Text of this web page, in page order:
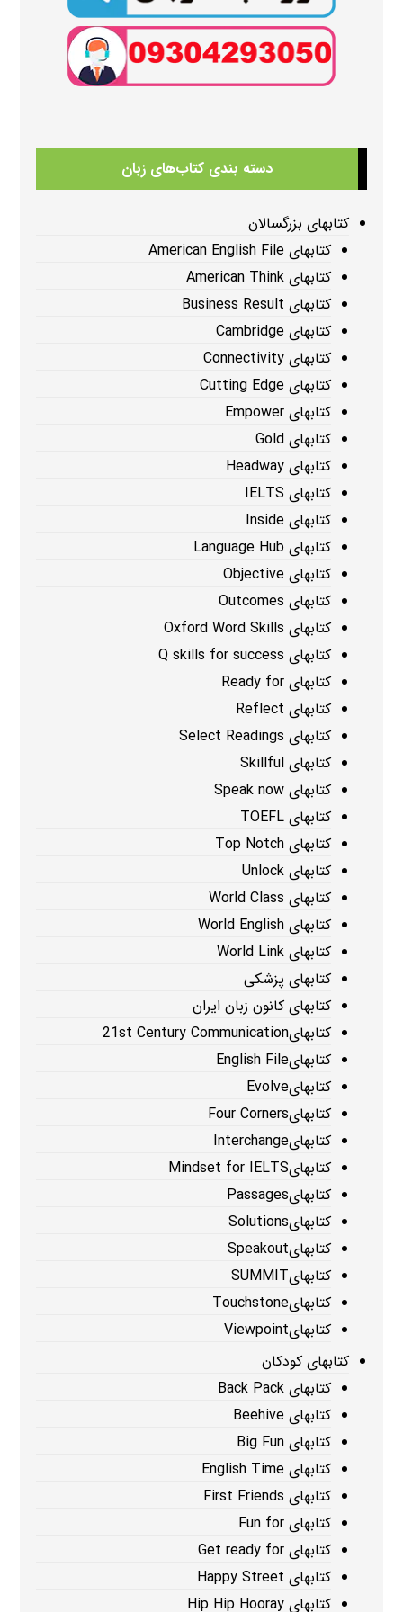
دسته بندی کتاب‌های زبان
کتابهای بزرگسالان
کتابهای American English File
کتابهای American Think
کتابهای Business Result
کتابهای Cambridge
کتابهای Connectivity
کتابهای Cutting Edge
کتابهای Empower
کتابهای Gold
کتابهای Headway
کتابهای IELTS
کتابهای Inside
کتابهای Language Hub
کتابهای Objective
کتابهای Outcomes
کتابهای Oxford Word Skills
کتابهای Q skills for success
کتابهای Ready for
کتابهای Reflect
کتابهای Select Readings
کتابهای Skillful
کتابهای Speak now
کتابهای TOEFL
کتابهای Top Notch
کتابهای Unlock
کتابهای World Class
کتابهای World English
کتابهای World Link
کتابهای پزشکی
کتابهای کانون زبان ایران
کتابهای21st Century Communication
کتابهایEnglish File
کتابهایEvolve
کتابهایFour Corners
کتابهایInterchange
کتابهایMindset for IELTS
کتابهایPassages
کتابهایSolutions
کتابهایSpeakout
کتابهایSUMMIT
کتابهایTouchstone
کتابهایViewpoint
کتابهای کودکان
کتابهای Back Pack
کتابهای Beehive
کتابهای Big Fun
کتابهای English Time
کتابهای First Friends
کتابهای Fun for
کتابهای Get ready for
کتابهای Happy Street
کتابهای Hip Hip Hooray